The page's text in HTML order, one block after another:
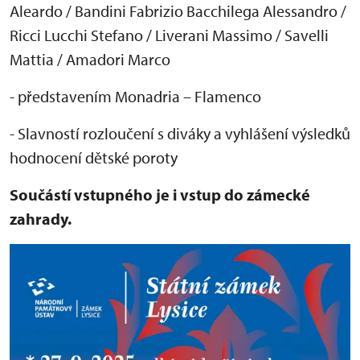
Aleardo / Bandini Fabrizio Bacchilega Alessandro /
Ricci Lucchi Stefano / Liverani Massimo / Savelli
Mattia / Amadori Marco
- představením Monadria – Flamenco
- Slavností rozloučení s diváky a vyhlášení výsledků
hodnocení dětské poroty
Součástí vstupného je i vstup do zámecké
zahrady.